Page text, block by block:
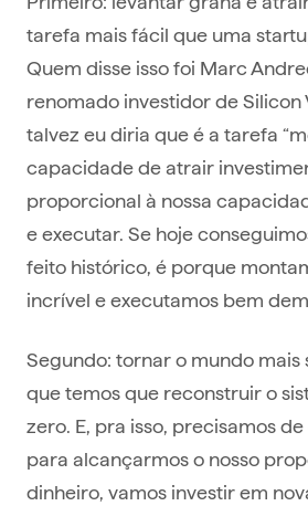
tarefa mais fácil que uma
Quem disse isso foi Marc
renomado investidor de Silicon
talvez eu diria que é a tarefa
capacidade de atrair
proporcional à nossa
e executar. Se hoje
feito histórico, é porque
incrível e executamos bem
Segundo: tornar o mundo mais
que temos que reconstruir o
zero. E, pra isso, precisamos
para alcançarmos o nosso
dinheiro, vamos investir em